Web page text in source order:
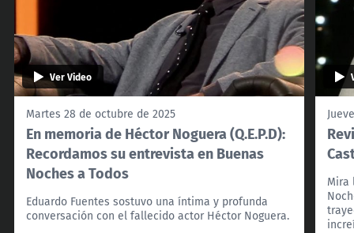
Ver Video
Martes 28 de octubre de 2025
En memoria de Héctor Noguera (Q.E.P.D):
Recordamos su entrevista en Buenas
Noches a Todos
Eduardo Fuentes sostuvo una íntima y profunda
conversación con el fallecido actor Héctor Noguera.
Mira